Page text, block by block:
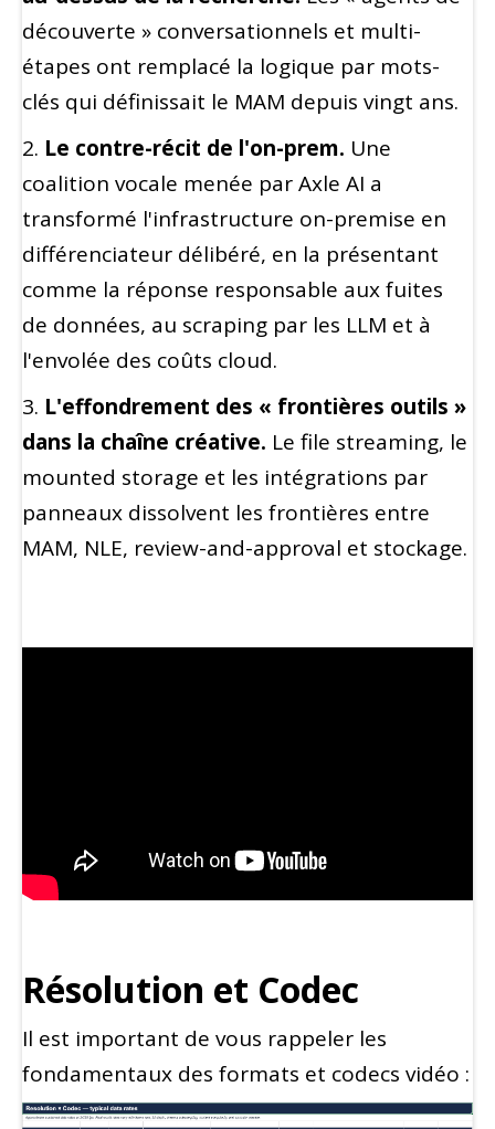
découverte » conversationnels et multi-
étapes ont remplacé la logique par mots-
clés qui définissait le MAM depuis vingt ans.
2. Le contre-récit de l'on-prem. Une
coalition vocale menée par Axle AI a
transformé l'infrastructure on-premise en
différenciateur délibéré, en la présentant
comme la réponse responsable aux fuites
de données, au scraping par les LLM et à
l'envolée des coûts cloud.
3. L'effondrement des « frontières outils »
dans la chaîne créative. Le file streaming, le
mounted storage et les intégrations par
panneaux dissolvent les frontières entre
MAM, NLE, review-and-approval et stockage.
Résolution et Codec
Il est important de vous rappeler les
fondamentaux des formats et codecs vidéo :